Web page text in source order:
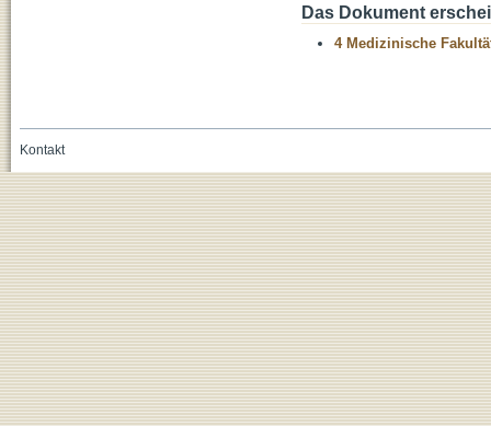
Das Dokument
4 Medizinische
Kontakt